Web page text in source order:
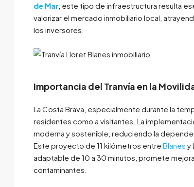
de Mar , este tipo de infraestructura resulta
valorizar el mercado inmobiliario local,
los inversores.
Importancia del Tranvía en la
La Costa Brava, especialmente durante la
residentes como a visitantes. La
moderna y sostenible, reduciendo la
Este proyecto de 11 kilómetros entre Blanes y
adaptable de 10 a 30 minutos, promete
contaminantes.